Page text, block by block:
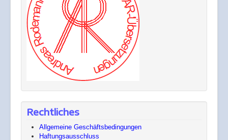
Rechtliches
Allgemeine Geschäftsbedingungen
Haftungsausschluss